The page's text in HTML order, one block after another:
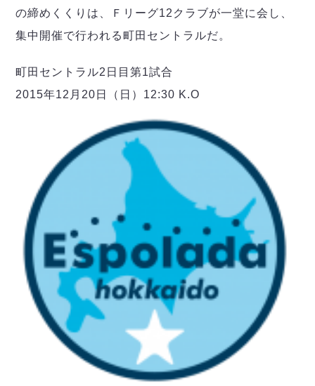
戦績表
警告・退場・出場停止選手
個人ランキング｜シュート
個人ランキング｜シュート成功率
個人ランキング｜第2PK
メットライフ生命Ｆリーグカップ 2026
試合日程・結果
大会概要
アリーナ情報
チケット情報
過去の記録
バサジィ大分
ヴォスクオーレ仙台
リガーレヴィア葛飾
Y．S．C．C．横浜
ヴィンセドール白山
アグレミーナ浜松
デウソン神戸
ポルセイド浜田
ミラクルスマイル新居浜
リーグ要項
クラブライセンス関連
ディビジョン1 試合記録
ディビジョン2 試合記録
リーグ統計データ
ハットトリック
担当審判員
選手の通算記録（Ｆ１）
エスポラーダ北海道
バルドラール浦安
フウガドールすみだ
しながわシティ
立川アスレティックFC
ペスカドーラ町田
湘南ベルマーレ
ボアルース長野
ABeam AWARD
DIVISION 01
DIVISION02
の締めくくりは、Ｆリーグ12クラブが一堂に会し、
集中開催で行われる町田セントラルだ。
町田セントラル2日目第1試合
2015年12月20日（日）12:30 K.O